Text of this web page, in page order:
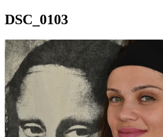
DSC_0103